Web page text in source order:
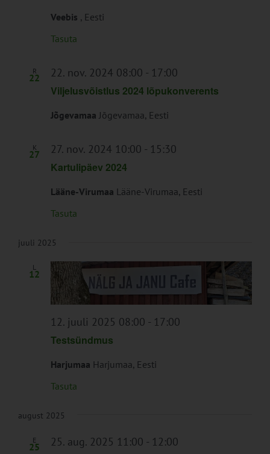
Veebis , Eesti
Tasuta
R
22 22. nov. 2024 08:00 - 17:00
Viljelusvõistlus 2024 lõpukonverents
Jõgevamaa Jõgevamaa, Eesti
K
27 27. nov. 2024 10:00 - 15:30
Kartulipäev 2024
Lääne-Virumaa Lääne-Virumaa, Eesti
Tasuta
juuli 2025
L
12
12. juuli 2025 08:00 - 17:00
Testsündmus
Harjumaa Harjumaa, Eesti
Tasuta
august 2025
E
25 25. aug. 2025 11:00 - 12:00